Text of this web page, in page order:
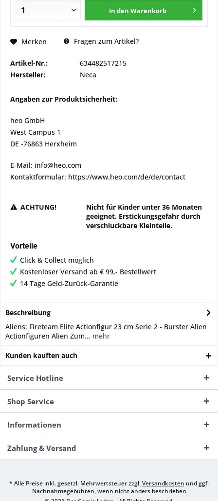
In den Warenkorb
Merken Fragen zum Artikel?
Artikel-Nr.:
634482517215
Hersteller:
Neca
Angaben zur Produktsicherheit:
heo GmbH
West Campus 1
DE -76863 Herxheim
E-Mail: info@heo.com
Kontaktformular: https://www.heo.com/de/de/contact
ACHTUNG!
Nicht für Kinder unter 36 Monaten
geeignet. Erstickungsgefahr durch
verschluckbare Kleinteile.
Vorteile
Click & Collect möglich
Kostenloser Versand ab € 99,- Bestellwert
14 Tage Geld-Zurück-Garantie
Beschreibung
Aliens: Fireteam Elite Actionfigur 23 cm Serie 2 - Burster Alien
Actionfiguren Alien Zum... mehr
Kunden kauften auch
Service Hotline
Shop Service
Informationen
Zahlung & Versand
* Alle Preise inkl. gesetzl. Mehrwertsteuer zzgl.Versandkosten und ggf.
Nachnahmegebühren, wenn nicht anders beschrieben